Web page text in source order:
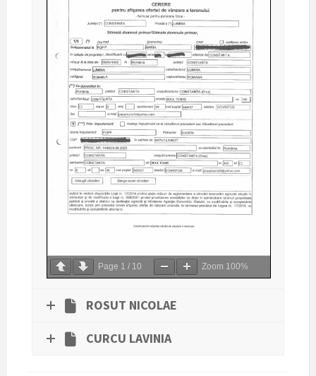
Page 1 / 10 Zoom 100%
ROSUT NICOLAE
CURCU LAVINIA